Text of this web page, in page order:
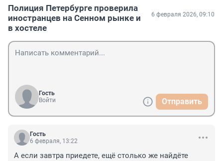
Полиция Петербурге проверила
иностранцев на Сенном рынке и
в хостеле
6 февраля 2026, 09:10
Гость
Войти
Отправить
Гость
6 февраля, 13:22
А если завтра приедете, ещё столько же найдёте